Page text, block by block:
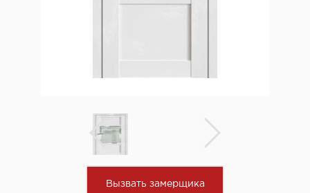
Вызвать замерщика